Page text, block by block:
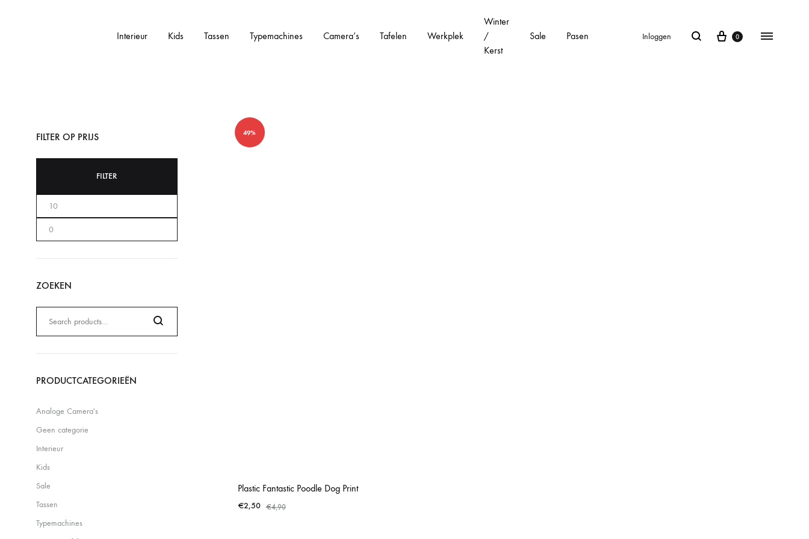
Interieur Kids Tassen Typemachines Camera’s Tafelen Werkplek
Winter
/
Kerst
Sale Pasen Inloggen 0
49%
Plastic Fantastic Poodle Dog Print
€2,50 €4,90
FILTER OP PRIJS
FILTER
ZOEKEN
naar:
Search
PRODUCTCATEGORIEËN
Analoge Camera's
Geen categorie
Interieur
Kids
Sale
Tassen
Typemachines